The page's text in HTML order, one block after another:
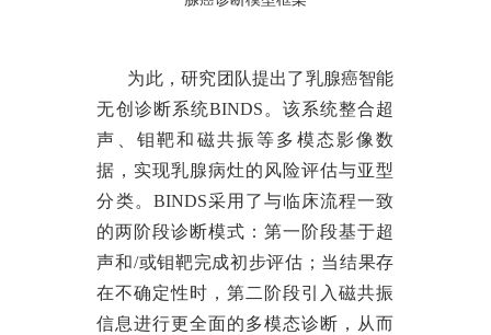
为此，研究团队提出了乳腺癌智能
无创诊断系统BINDS。该系统整合超
声、钼靶和磁共振等多模态影像数
据 ，实现乳腺病灶的风险评估与亚型
分类。 BINDS采用了与临床流程一致
的两阶段诊断模式 ：第一阶段基于超
声和/或钼靶完成初步评估；当结果存
在不确定性时，第二阶段引入磁共振
信息进行更全面的多模态诊断，从而